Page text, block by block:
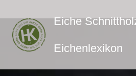
Eiche
Eichenlexikon